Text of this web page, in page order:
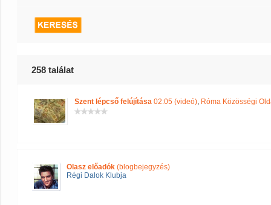
258 találat
Szent lépcső felújítása 02:05 (videó), Róma Közösségi
Olasz előadók (blogbejegyzés)
Régi Dalok Klubja